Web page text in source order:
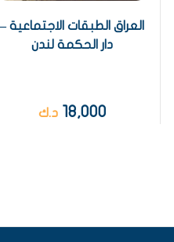
العراق الطبقات الاجتماعية –
دار الحكمة لندن
18,000 د.ك